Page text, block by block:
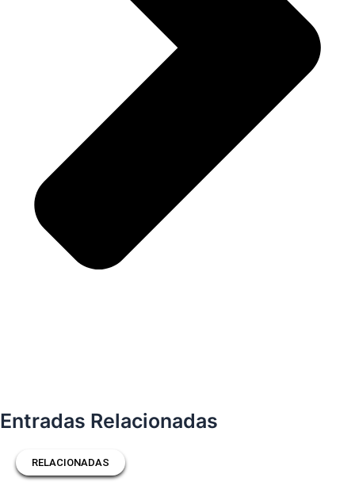
Entradas Relacionadas
RELACIONADAS